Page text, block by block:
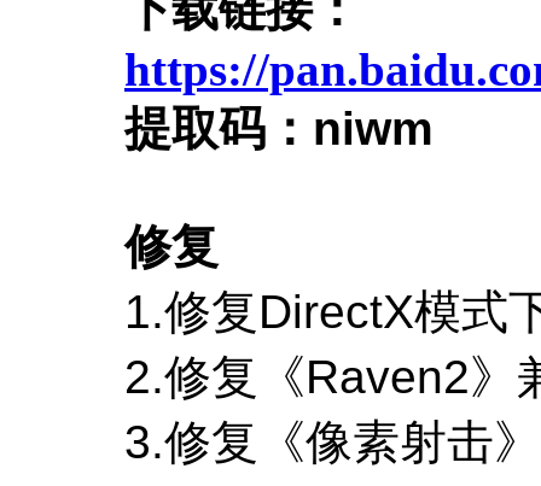
https://
提取码： niwm
修复
1.修复DirectX模式
2.修复 《Raven2》
3.修复《像素射击